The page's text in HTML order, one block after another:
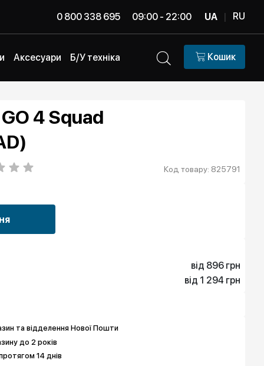
0 800 338 695 09:00 - 22:00 UA | RU
Аксесуари Б/У техніка Кошик
4 Squad
Код товару: 825791
від 896 грн
896 грн
від 1 294 грн
та відделення Нової Пошти
до 2 років
14 днів